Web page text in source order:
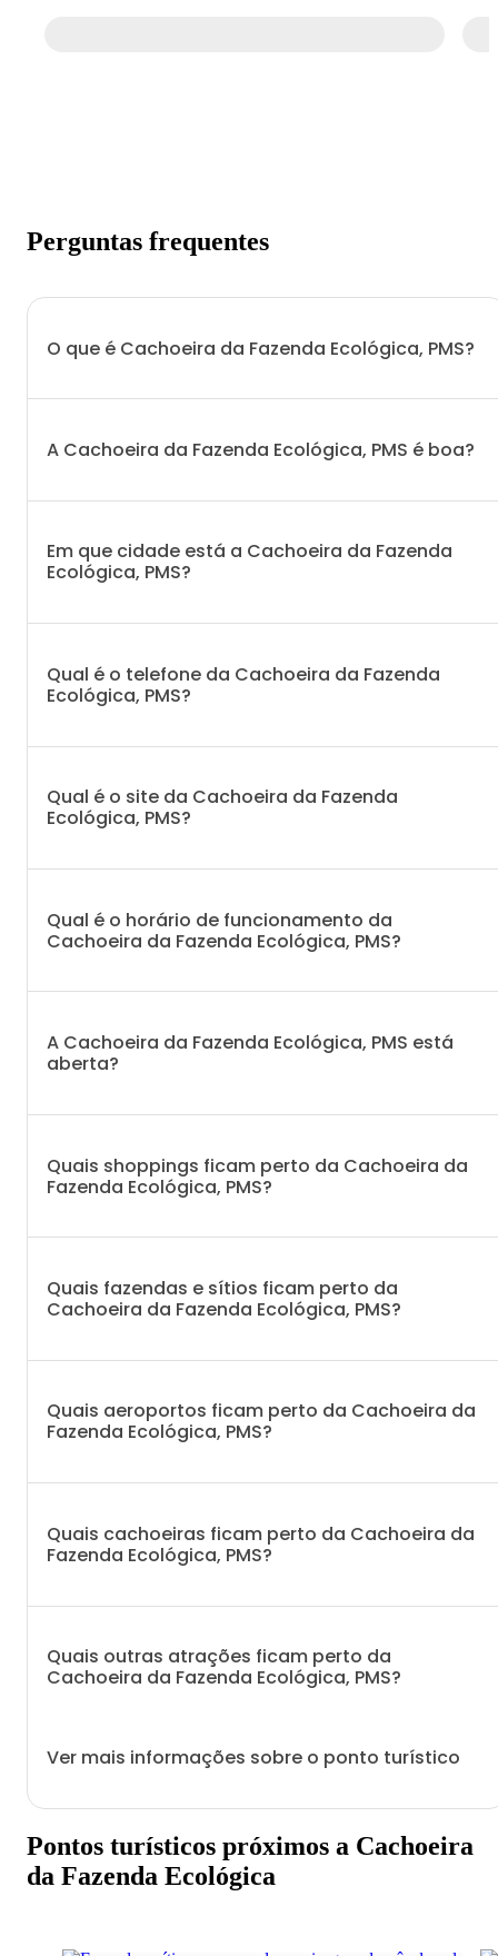
Perguntas frequentes
O que é Cachoeira da Fazenda Ecológica, PMS?
A Cachoeira da Fazenda Ecológica, PMS é boa?
Em que cidade está a Cachoeira da Fazenda
Ecológica, PMS?
Qual é o telefone da Cachoeira da Fazenda
Ecológica, PMS?
Qual é o site da Cachoeira da Fazenda
Ecológica, PMS?
Qual é o horário de funcionamento da
Cachoeira da Fazenda Ecológica, PMS?
A Cachoeira da Fazenda Ecológica, PMS está
aberta?
Quais shoppings ficam perto da Cachoeira da
Fazenda Ecológica, PMS?
Quais fazendas e sítios ficam perto da
Cachoeira da Fazenda Ecológica, PMS?
Quais aeroportos ficam perto da Cachoeira da
Fazenda Ecológica, PMS?
Quais cachoeiras ficam perto da Cachoeira da
Fazenda Ecológica, PMS?
Quais outras atrações ficam perto da
Cachoeira da Fazenda Ecológica, PMS?
Ver mais informações sobre o ponto turístico
Pontos turísticos próximos a Cachoeira
da Fazenda Ecológica